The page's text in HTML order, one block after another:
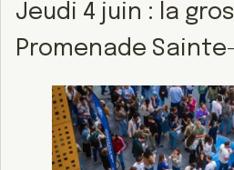
Jeudi 4 juin : la
Promenade